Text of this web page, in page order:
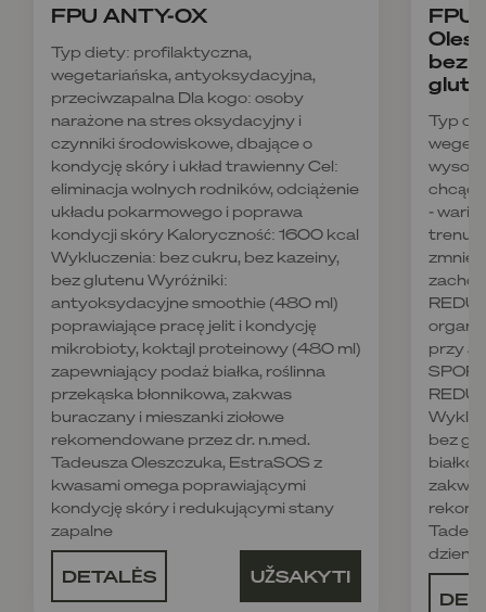
FPU ANTY-OX
Typ diety: profilaktyczna,
wegetariańska, antyoksydacyjna,
przeciwzapalna Dla kogo: osoby
narażone na stres oksydacyjny i
czynniki środowiskowe, dbające o
kondycję skóry i układ trawienny Cel:
eliminacja wolnych rodników, odciążenie
układu pokarmowego i poprawa
kondycji skóry Kaloryczność: 1600 kcal
Wykluczenia: bez cukru, bez kazeiny,
bez glutenu Wyróżniki:
antyoksydacyjne smoothie (480 ml)
poprawiające pracę jelit i kondycję
mikrobioty, koktajl proteinowy (480 ml)
zapewniający podaż białka, roślinna
przekąska błonnikowa, zakwas
buraczany i mieszanki ziołowe
rekomendowane przez dr. n.med.
Tadeusza Oleszczuka, EstraSOS z
kwasami omega poprawiającymi
kondycję skóry i redukującymi stany
zapalne
DETALĖS UŽSAKYTI
FPU
bez
Typ
-
przy
bez